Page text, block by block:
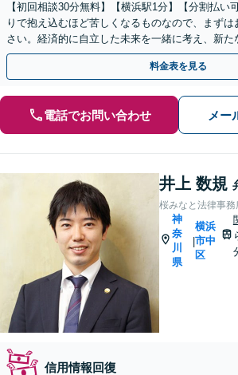
【初回相談30分無料】【横浜駅1分】【分割払い
りで抱え込むほど苦しくなるものなので、まず
さい。経済的に自立した未来を一緒に考え、新た
サポート「法人破産／スムーズな事業閉鎖をサポ
料金表を見る
電話でお問い合わせ メー
井上 数規
桜みなと法律事務
神
奈
川
県
|
横浜
市中
区
信用情報回復